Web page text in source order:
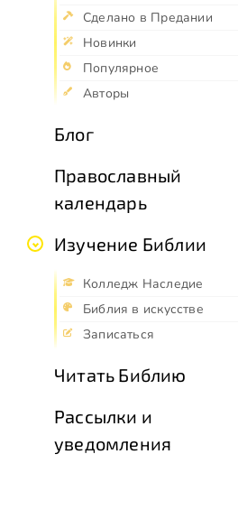
Сделано в Предании
Новинки
Популярное
Авторы
Блог
Православный
календарь
Изучение Библии
Колледж Наследие
Библия в искусстве
Записаться
Читать Библию
Рассылки и
уведомления